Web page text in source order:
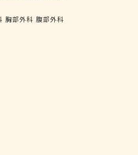
胸部外科 腹部外科